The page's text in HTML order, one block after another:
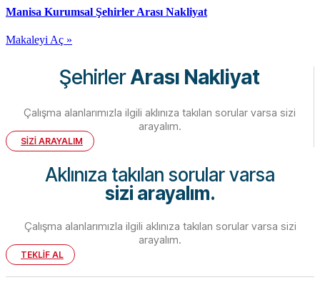
Manisa Kurumsal Şehirler Arası Nakliyat
Makaleyi Aç »
ŞehirlerArası Nakliyat
Çalışma alanlarımızla ilgili aklınıza takılan sorular varsa sizi
arayalım.
SİZİ ARAYALIM
Aklınıza takılan sorular varsa
sizi arayalım.
Çalışma alanlarımızla ilgili aklınıza takılan sorular varsa sizi
arayalım.
TEKLİF AL